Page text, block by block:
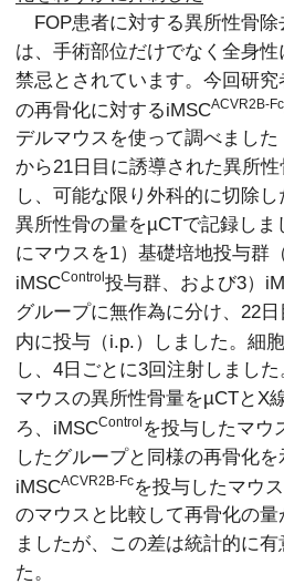
FOP患者に対する異所性骨除
は、手術部位だけでなく全身
禁忌とされています。今回研
の再骨化に対するiMSCACVR2B-Fc
デルマウスを使って調べまし
から21日目に誘導された異所
し、可能な限り外科的に切除
異所性骨の量をµCTで記録しま
にマウスを1）基礎培地投与群
iMSCControl投与群、および3）
グループに無作為に分け、22
内に投与（i.p.）しました。細
し、4日ごとに3回注射しまし
マウスの異所性骨量をµCTとX
ろ、iMSCControl を投与したマウ
したグループと同様の再骨化を
iMSCACVR2B-Fcを投与したマウ
のマウスと比較して再骨化の
ましたが、この差は統計的に
た。